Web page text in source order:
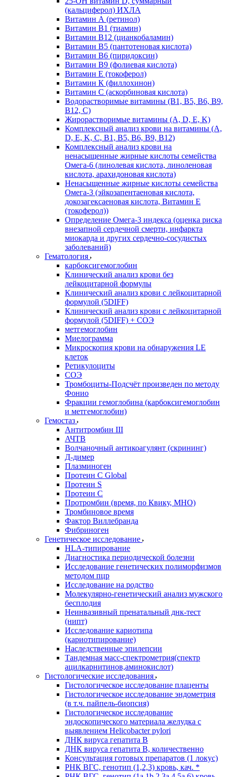
(кальциферол) ИХЛА
Витамин А (ретинол)
Витамин В1 (тиамин)
Витамин В12 (цианкобаламин)
Витамин В5 (пантотеновая кислота)
Витамин В6 (пиридоксин)
Витамин В9 (фолиевая кислота)
Витамин Е (токоферол)
Витамин К (филлохинон)
Витамин С (аскорбиновая кислота)
Водорастворимые витамины (B1, B5, B6, В9,
В12, С)
Жирорастворимые витамины (A, D, E, K)
Комплексный анализ крови на витамины (A,
D, E, K, C, B1, B5, B6, В9, B12)
Комплексный анализ крови на
ненасыщенные жирные кислоты семейства
Омега-6 (линолевая кислота, линоленовая
кислота, арахидоновая кислота)
Ненасыщенные жирные кислоты семейства
Омега-3 (эйкозапентаеновая кислота,
докозагексаеновая кислота, Витамин E
(токоферол))
Определение Омега-3 индекса (оценка риска
внезапной сердечной смерти, инфаркта
миокарда и других сердечно-сосудистых
заболеваний)
Гематология
карбоксигемоглобин
Клинический анализ крови без
лейкоцитарной формулы
Клинический анализ крови с лейкоцитарной
формулой (5DIFF)
Клинический анализ крови с лейкоцитарной
формулой (5DIFF) + СОЭ
метгемоглобин
Миелограмма
Микроскопия крови на обнаружения LE
клеток
Ретикулоциты
СОЭ
Тромбоциты-Подсчёт произведен по методу
Фонио
Фракции гемоглобина (карбоксигемоглобин
и метгемоглобин)
Гемостаз
Антитромбин III
АЧТВ
Волчаночный антикоагулянт (скрининг)
Д-димер
Плазминоген
Протеин C Global
Протеин S
Протеин С
Протромбин (время, по Квику, МНО)
Тромбиновое время
Фактор Виллебранда
Фибриноген
Генетическое исследование
HLA-типирование
Диагностика периодической болезни
Исследование генетических полиморфизмов
методом пцр
Исследование на родство
Молекулярно-генетический анализ мужского
бесплодия
Неинвазивный пренатальный днк-тест
(нипт)
Исследование кариотипа
(кариотипирование)
Наследственные эпилепсии
Тандемная масс-спектрометрия(спектр
ацилкарнитинов,аминокислот)
Гистологические исследования
Гистологическое исследование плаценты
Гистологическое исследование эндометрия
(в т.ч. пайпель-биопсия)
Гистологическое исследование
эндоскопического материала желудка с
выявлением Helicobacter pylori
ДНК вируса гепатита B
ДНК вируса гепатита B, количественно
Консультация готовых препаратов (1 локус)
РНК ВГC, генотип (1,2,3) кровь, кач. *